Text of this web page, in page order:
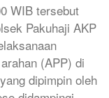
WIB tersebut
Pakuhaji AKP
(APP) di
dipimpin oleh